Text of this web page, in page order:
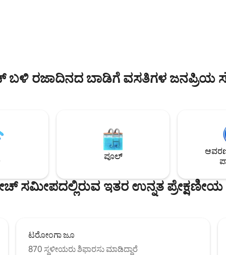
ಬಳಿ ರಜಾದಿನದ ಬಾಡಿಗೆ ವಸತಿಗಳ ಜನಪ್ರಿಯ
ಪೂಲ್
ಸಮೀಪದಲ್ಲಿರುವ ಇತರ ಉನ್ನತ ಪ್ರೇಕ್ಷಣೀಯ
ಟರೋಂಗಾ ಜೂ
870 ಸ್ಥಳೀಯರು ಶಿಫಾರಸು ಮಾಡಿದ್ದಾರೆ